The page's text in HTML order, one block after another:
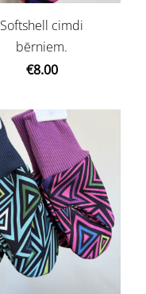
Softshell cimdi
bērniem.
€8.00